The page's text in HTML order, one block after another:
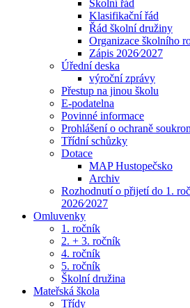
Školní řád
Klasifikační řád
Řád školní družiny
Organizace školního
Zápis 2026⁄2027
Úřední deska
výroční zprávy
Přestup na jinou školu
E-podatelna
Povinné informace
Prohlášení o ochraně
Třídní schůzky
Dotace
MAP Hustopečsko
Archiv
Rozhodnutí o přijetí do 1.
2026⁄2027
Omluvenky
1. ročník
2. + 3. ročník
4. ročník
5. ročník
Školní družina
Mateřská škola
Třídy